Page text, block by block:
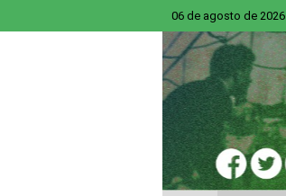
06 de agosto de 2026